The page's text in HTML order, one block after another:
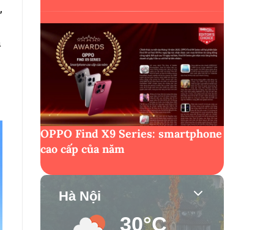
OPPO Find X9 Series: smartphone
cao cấp của năm
Hà Nội
30°C